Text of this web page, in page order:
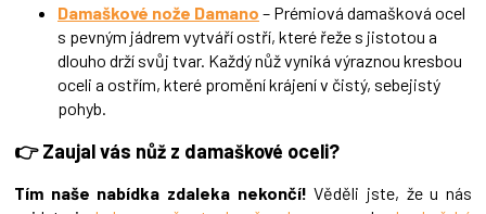
Damaškové nože Damano – Prémiová damašková ocel
s pevným jádrem vytváří ostří, které řeže s jistotou a
dlouho drží svůj tvar. Každý nůž vyniká výraznou kresbou
oceli a ostřím, které promění krájení v čistý, sebejistý
pohyb.
👉 Zaujal vás nůž z damaškové oceli?
Tím naše nabídka zdaleka nekončí! Věděli jste, že u nás